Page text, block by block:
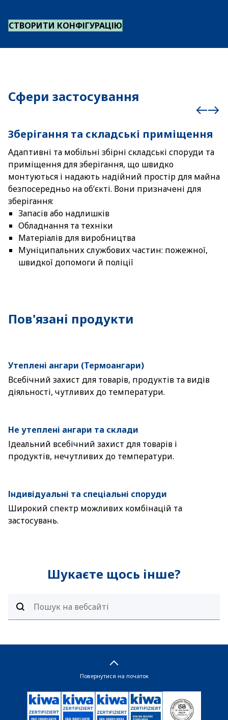
СТВОРИТИ КОНФІГУРАЦІЮ
Сфери застосування
Зберігання та складські приміщення
Адаптивні та мобільні збірні складські споруди та
приміщення для зберігання, що швидко
монтуються і надають надійний простір для майна
безпосередньо на об’єкті. Вони призначені для
зберігання:
Запасів або надлишків
Обладнання та техніки
Матеріалів для виробництва
Муніципальних службових частин: пожежної,
швидкої допомоги й поліції
Пов'язані продукти
Утеплені ангари (Термоангари)
Всебічний захист для товарів, продуктів та видів
діяльності, чутливих до температури.
Не утеплені ангари та склади
Ідеальний всебічний захист для товарів і
продуктів, нечутливих до температури.
Індивідуальні та спеціальні споруди
Широкий спектр можливих комбінацій та
застосувань.
Шукаєте щось інше?
Повернутися на початок